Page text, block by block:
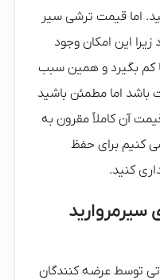
اما قیمت ترشی سیر
این امکان وجود
کم بگیرد و همین سبب
باشد اما مطمئن باشید
آن کاملاً مقرون به
کنیم برای حفظ
کنید.
سیرمروارید
توسط عرضه کنندگان